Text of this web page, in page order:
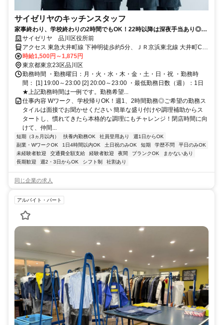
サイゼリヤのキッチンスタッフ
家事終わり、学校終わりの2時間でもOK！22時以降は深夜手当あり◎短
時間で稼ごう※接客あり
サイゼリヤ 品川区役所前
アクセス 東急大井町線 下神明徒歩約5分、ＪＲ京浜東北線 大井町C口
徒歩約7分、りんかい線 大井町C口徒歩約7分
時給1,500円～1,875円
東京都東京23区品川区
勤務時間 ・勤務曜日：月・火・水・木・金・土・日・祝 ・勤務時
間： [1] 19:00～23:00 [2] 20:00～23:00 ・最低勤務日数（週）：1日
★上記勤務時間は一例です。勤務希望...
仕事内容 Wワーク、学校帰りOK！週1、2時間勤務◎ご希望の勤務ス
タイルは面接でお聞かせください 簡単な盛り付けや調理補助からス
タートし、慣れてきたら本格的な調理にもチャレンジ！閉店時間に向
けて、仲間...
短期（3ヵ月以内） 扶養内勤務OK 社員登用あり
週1日からOK
副業・WワークOK
1日4時間以内OK 土日祝のみOK 短期 学歴不問
平日のみOK
未経験者歓迎
交通費全額支給 経験者歓迎 夜間 ブランクOK
まかないあり
長期歓迎
週2・3日からOK シフト制 社割あり
同じ企業の求人
アルバイト・パート